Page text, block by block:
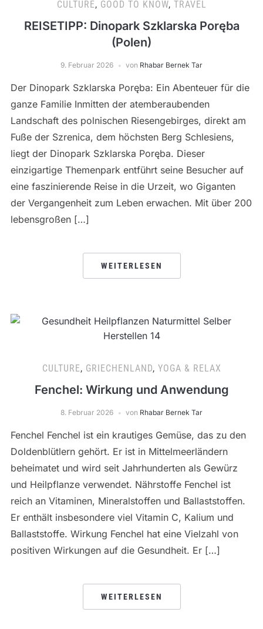
CULTURE, GOOD TO KNOW, TRAVEL
REISETIPP: Dinopark Szklarska Poręba
(Polen)
9. Februar 2026 von Rhabar Bernek Tar
Der Dinopark Szklarska Poręba: Ein Abenteuer für die
ganze Familie Inmitten der atemberaubenden
Landschaft des polnischen Riesengebirges, direkt am
Fuße der Szrenica, dem höchsten Berg Schlesiens,
liegt der Dinopark Szklarska Poręba. Dieser
einzigartige Themenpark entführt seine Besucher auf
eine faszinierende Reise in die Urzeit, wo Giganten
der Vergangenheit zum Leben erwachen. Mit über 200
lebensgroßen […]
WEITERLESEN
CULTURE, GRIECHENLAND, YOGA & RELAX
Fenchel: Wirkung und Anwendung
8. Februar 2026 von Rhabar Bernek Tar
Fenchel Fenchel ist ein krautiges Gemüse, das zu den
Doldenblütlern gehört. Er ist in Mittelmeerländern
beheimatet und wird seit Jahrhunderten als Gewürz
und Heilpflanze verwendet. Nährstoffe Fenchel ist
reich an Vitaminen, Mineralstoffen und Ballaststoffen.
Er enthält insbesondere viel Vitamin C, Kalium und
Ballaststoffe. Wirkung Fenchel hat eine Vielzahl von
positiven Wirkungen auf die Gesundheit. Er […]
WEITERLESEN